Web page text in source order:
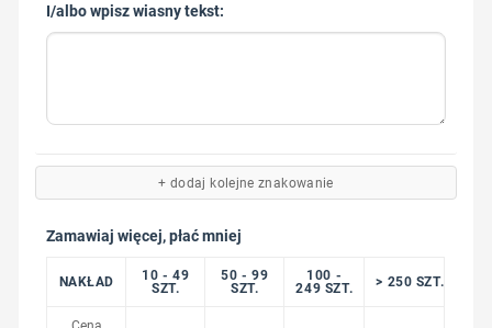
I/albo wpisz wiasny tekst:
+ dodaj kolejne znakowanie
Zamawiaj więcej, płać mniej
NAKŁAD
10 - 49
SZT.
50 - 99
SZT.
100 -
249 SZT.
> 250 SZT.